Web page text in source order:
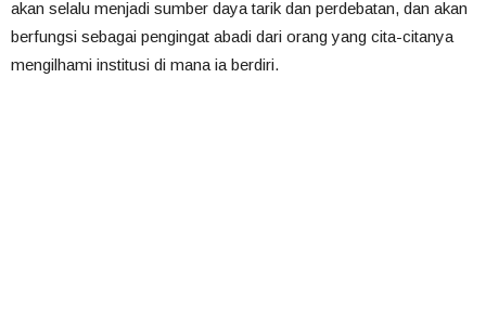
akan selalu menjadi sumber daya tarik dan perdebatan, dan akan
berfungsi sebagai pengingat abadi dari orang yang cita-citanya
mengilhami institusi di mana ia berdiri.